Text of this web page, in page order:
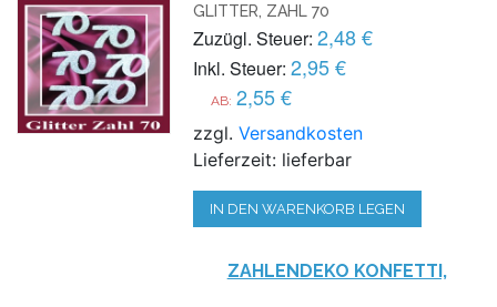
GLITTER, ZAHL 70
Zuzügl. Steuer: 2,48 €
Inkl. Steuer: 2,95 €
AB: 2,55 €
zzgl.Versandkosten
Lieferzeit: lieferbar
IN DEN WARENKORB LEGEN
ZAHLENDEKO KONFETTI,